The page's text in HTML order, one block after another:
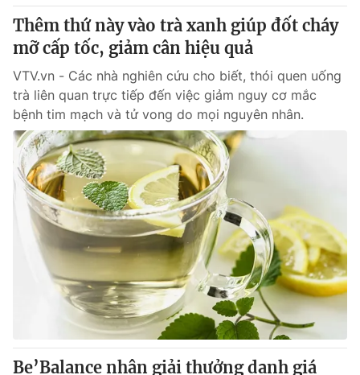
Thêm thứ này vào trà xanh giúp đốt cháy
mỡ cấp tốc, giảm cân hiệu quả
VTV.vn - Các nhà nghiên cứu cho biết, thói quen uống
trà liên quan trực tiếp đến việc giảm nguy cơ mắc
bệnh tim mạch và tử vong do mọi nguyên nhân.
Be’Balance nhận giải thưởng danh giá